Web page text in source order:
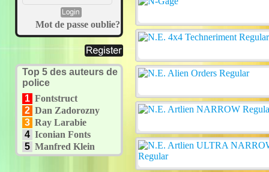
Mot de passe oublie?
Top 5 des auteurs de
police
1 Fontstruct
2 Dan Zadorozny
3 Ray Larabie
4 Iconian Fonts
5 Manfred Klein